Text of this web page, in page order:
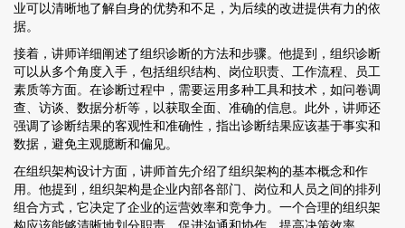
业可以清晰地了解自身的优势和不足，为后续的改进提供有力的依
据。
接着，讲师详细阐述了组织诊断的方法和步骤。他提到，组织诊断
可以从多个角度入手，包括组织结构、岗位职责、工作流程、员工
素质等方面。在诊断过程中，需要运用多种工具和技术，如问卷调
查、访谈、数据分析等，以获取全面、准确的信息。此外，讲师还
强调了诊断结果的客观性和准确性，指出诊断结果应该基于事实和
数据，避免主观臆断和偏见。
在组织架构设计方面，讲师首先介绍了组织架构的基本概念和作
用。他提到，组织架构是企业内部各部门、岗位和人员之间的排列
组合方式，它决定了企业的运营效率和竞争力。一个合理的组织架